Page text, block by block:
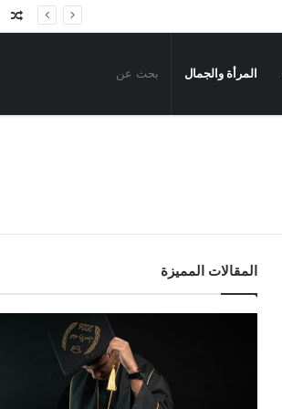
المرأة والجمال
المقالات المميزة